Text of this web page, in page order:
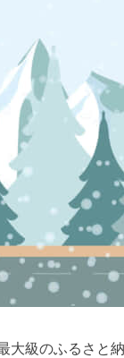
大級のふるさと